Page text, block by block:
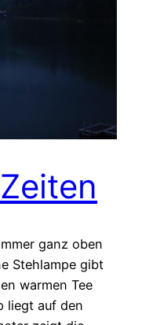
ganz oben
Stehlampe gibt
warmen Tee
liegt auf den